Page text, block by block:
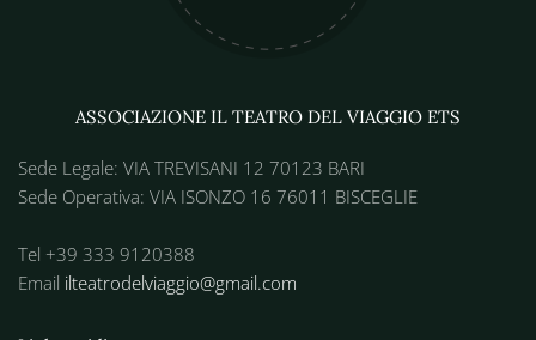
ASSOCIAZIONE IL TEATRO DEL VIAGGIO ETS
Sede Legale: VIA TREVISANI 12 70123 BARI
Sede Operativa: VIA ISONZO 16 76011 BISCEGLIE
Tel +39 333 9120388
Email ilteatrodelviaggio@gmail.com